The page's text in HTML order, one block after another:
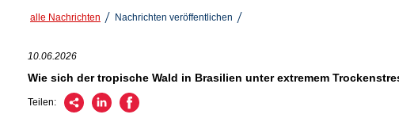
alle Nachrichten Nachrichten veröffentlichen
10.06.2026
Wie sich der tropische Wald in Brasilien unter extremem
Teilen: